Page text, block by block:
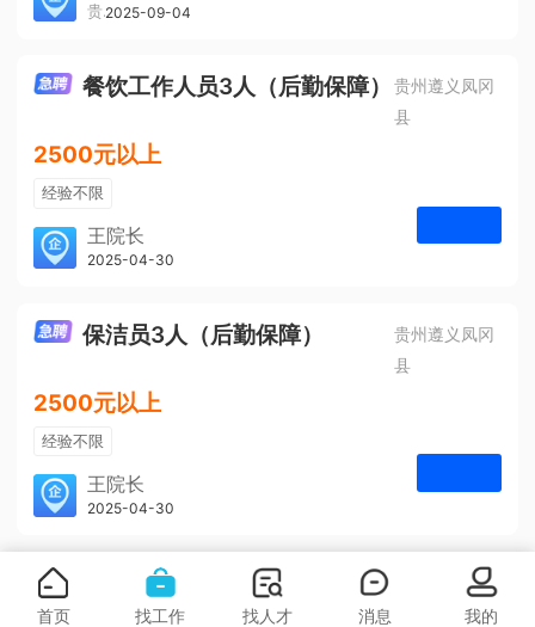
免费培训
包住宿
贵州大美前程文化发展有限公司
2025-09-04
餐饮工作人员3人（后勤保障）
贵州遵义凤冈
县
2500元以上
经验不限
学历不限
3人
王院长
凤冈安宁医院
2025-04-30
保洁员3人（后勤保障）
贵州遵义凤冈
县
2500元以上
经验不限
学历不限
3人
王院长
凤冈安宁医院
2025-04-30
首页 找工作 找人才 消息 我的